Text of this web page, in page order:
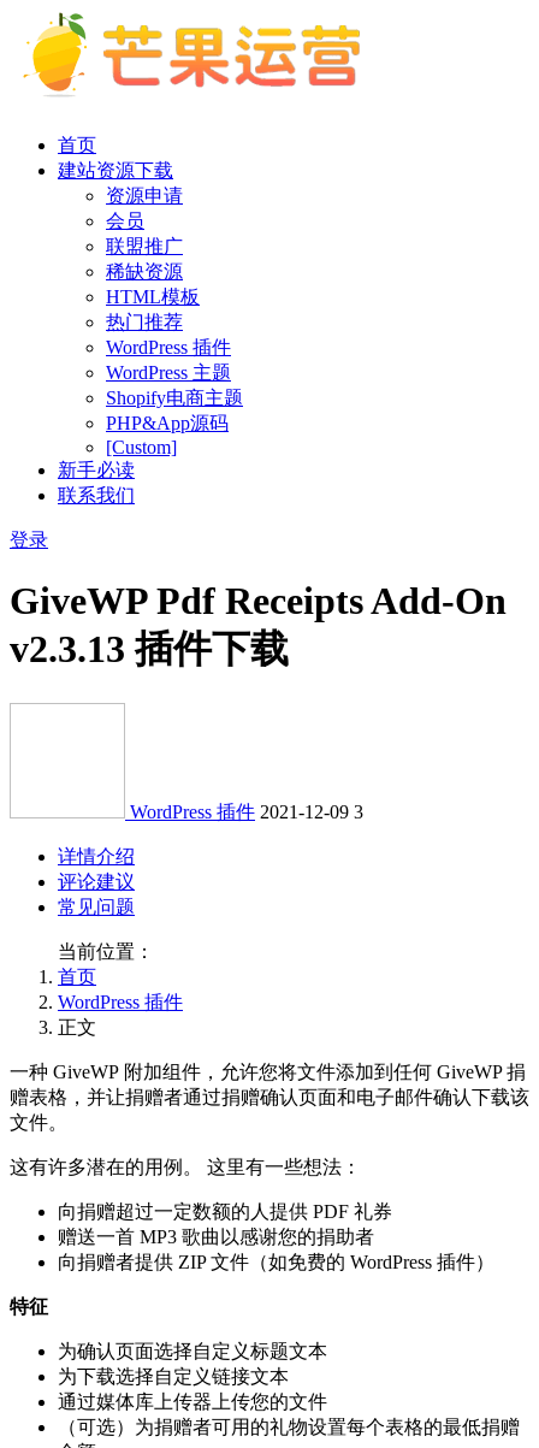
首页
建站资源下载
资源申请
会员
联盟推广
稀缺资源
HTML模板
热门推荐
WordPress 插件
WordPress 主题
Shopify电商主题
PHP&App源码
[Custom]
新手必读
联系我们
登录
GiveWP Pdf Receipts Add-On
v2.3.13 插件下载
WordPress 插件 2021-12-09 3
详情介绍
评论建议
常见问题
当前位置：
首页
WordPress 插件
正文
一种 GiveWP 附加组件，允许您将文件添加到任何 GiveWP 捐
赠表格，并让捐赠者通过捐赠确认页面和电子邮件确认下载该
文件。
这有许多潜在的用例。 这里有一些想法：
向捐赠超过一定数额的人提供 PDF 礼券
赠送一首 MP3 歌曲以感谢您的捐助者
向捐赠者提供 ZIP 文件（如免费的 WordPress 插件）
特征
为确认页面选择自定义标题文本
为下载选择自定义链接文本
通过媒体库上传器上传您的文件
（可选）为捐赠者可用的礼物设置每个表格的最低捐赠